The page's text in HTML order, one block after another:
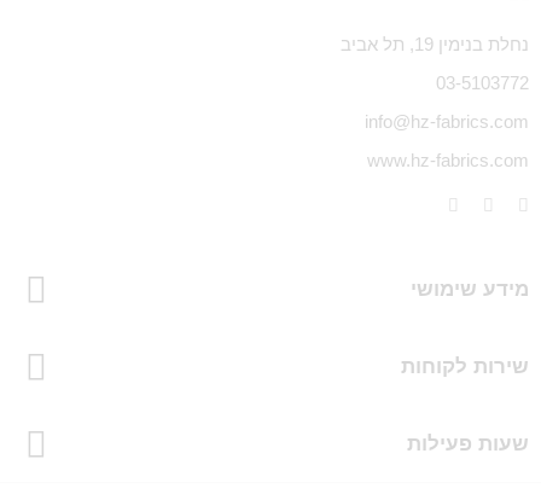
נחלת בנימין 19, תל אביב
03-5103772
info@hz-fabrics.com
www.hz-fabrics.com
מידע שימושי
שירות לקוחות
שעות פעילות